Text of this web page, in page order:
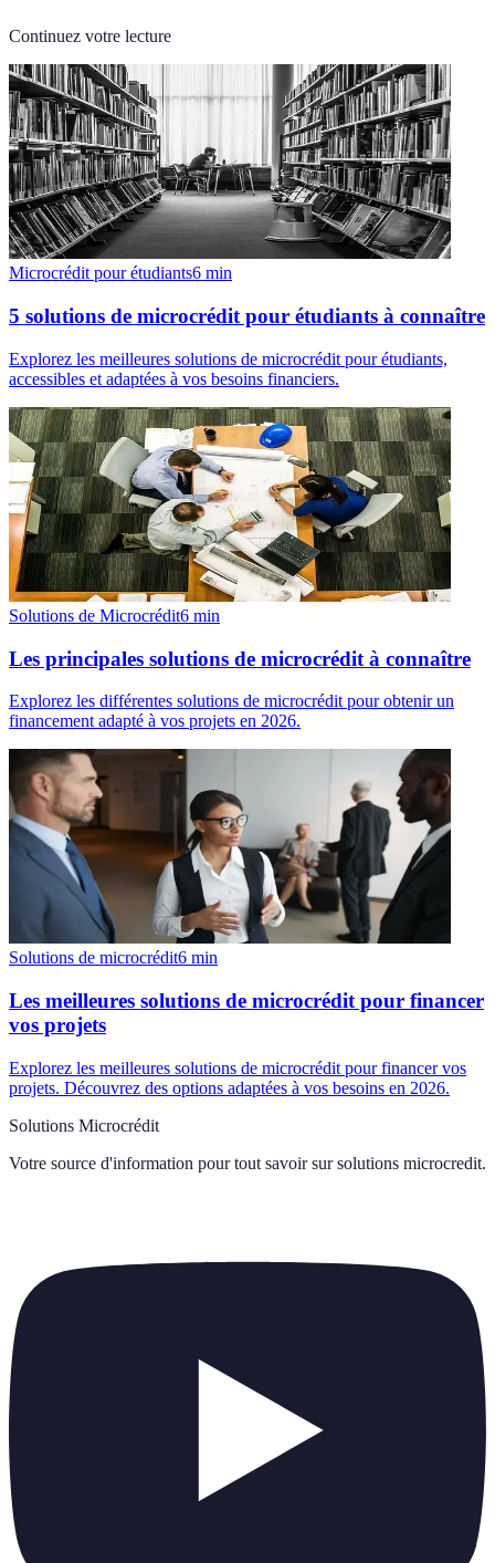
Continuez votre lecture
Microcrédit pour étudiants6 min
5 solutions de microcrédit pour étudiants à connaître
Explorez les meilleures solutions de microcrédit pour étudiants,
accessibles et adaptées à vos besoins financiers.
Solutions de Microcrédit6 min
Les principales solutions de microcrédit à connaître
Explorez les différentes solutions de microcrédit pour obtenir un
financement adapté à vos projets en 2026.
Solutions de microcrédit6 min
Les meilleures solutions de microcrédit pour financer
vos projets
Explorez les meilleures solutions de microcrédit pour financer vos
projets. Découvrez des options adaptées à vos besoins en 2026.
Solutions Microcrédit
Votre source d'information pour tout savoir sur solutions microcredit.